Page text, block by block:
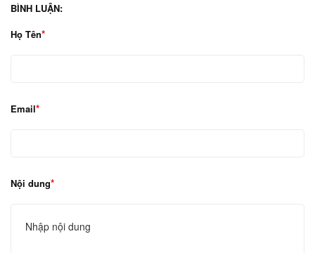
BÌNH LUẬN:
Họ Tên
Email
Nội dung